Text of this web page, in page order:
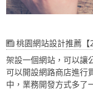
桃園網站設計推薦【
架設一個網站，可以讓
可以開設網路商店進行
中，業務開發方式多了